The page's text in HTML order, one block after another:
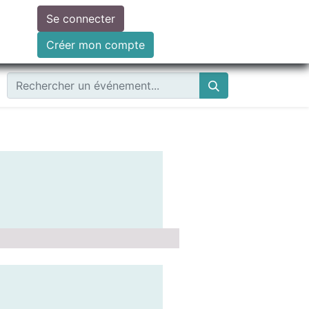
un don
Se connecter
Créer mon compte